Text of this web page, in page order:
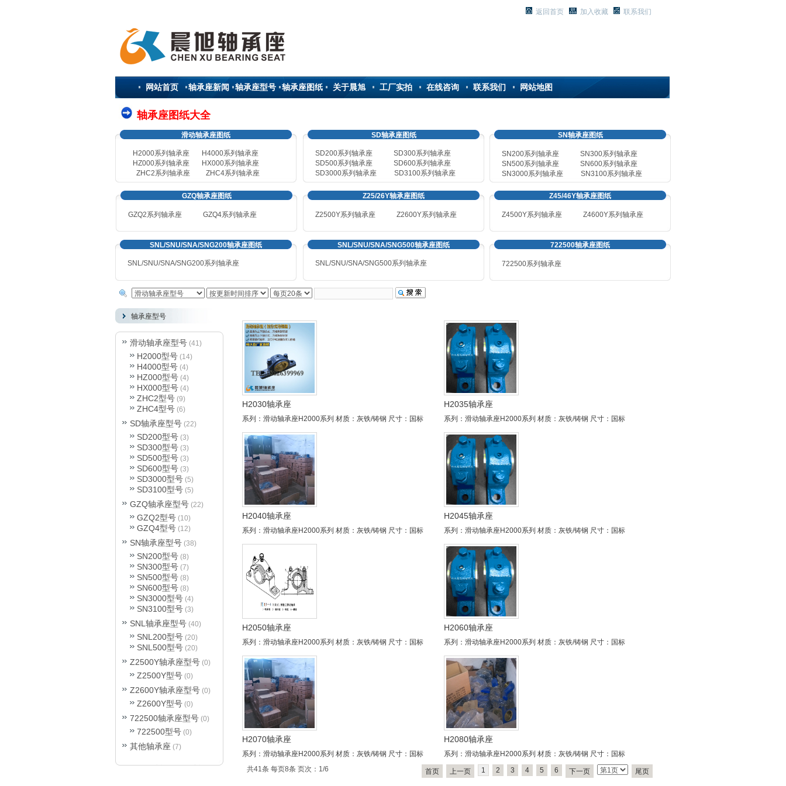
网站首页 轴承座新闻 轴承座型号 轴承座图纸 关于晨旭 工厂实拍 在线咨询 联系我们 网站地图
返回首页 加入收藏 联系我们
滑动轴承座图纸
H2000系列轴承座
H4000系列轴承座
HZ000系列轴承座
HX000系列轴承座
ZHC2系列轴承座
ZHC4系列轴承座
SD轴承座图纸
SD200系列轴承座
SD300系列轴承座
SD500系列轴承座
SD600系列轴承座
SD3000系列轴承座
SD3100系列轴承座
SN轴承座图纸
SN200系列轴承座 SN300系列轴承座
SN500系列轴承座 SN600系列轴承座
SN3000系列轴承座 SN3100系列轴承座
722500轴承座图纸
722500系列轴承座
GZQ轴承座图纸
GZQ2系列轴承座 GZQ4系列轴承座
Z25/26Y轴承座图纸
Z2500Y系列轴承座 Z2600Y系列轴承座
SNL/SNU/SNA/SNG200轴承座图纸
SNL/SNU/SNA/SNG200系列轴承座
SNL/SNU/SNA/SNG500轴承座图纸
SNL/SNU/SNA/SNG500系列轴承座
Z45/46Y轴承座图纸
Z4500Y系列轴承座 Z4600Y系列轴承座
轴承座图纸大全
滑动轴承座型号 (41)
H2000型号 (14)
H4000型号 (4)
HZ000型号 (4)
HX000型号 (4)
ZHC2型号 (9)
ZHC4型号 (6)
SD轴承座型号 (22)
SD200型号 (3)
SD300型号 (3)
SD500型号 (3)
SD600型号 (3)
SD3000型号 (5)
SD3100型号 (5)
GZQ轴承座型号 (22)
GZQ2型号 (10)
GZQ4型号 (12)
SN轴承座型号 (38)
SN200型号 (8)
SN300型号 (7)
SN500型号 (8)
SN600型号 (8)
SN3000型号 (4)
SN3100型号 (3)
SNL轴承座型号 (40)
SNL200型号 (20)
SNL500型号 (20)
Z2500Y轴承座型号 (0)
Z2500Y型号 (0)
Z2600Y轴承座型号 (0)
Z2600Y型号 (0)
722500轴承座型号 (0)
722500型号 (0)
其他轴承座 (7)
轴承座型号
请输入内容
H2030轴承座
系列：滑动轴承座H2000系列 材质：灰铁/铸钢 尺寸：国标
H2035轴承座
系列：滑动轴承座H2000系列 材质：灰铁/铸钢 尺寸：国标
H2040轴承座
系列：滑动轴承座H2000系列 材质：灰铁/铸钢 尺寸：国标
H2045轴承座
系列：滑动轴承座H2000系列 材质：灰铁/铸钢 尺寸：国标
H2050轴承座
系列：滑动轴承座H2000系列 材质：灰铁/铸钢 尺寸：国标
H2060轴承座
系列：滑动轴承座H2000系列 材质：灰铁/铸钢 尺寸：国标
H2070轴承座
系列：滑动轴承座H2000系列 材质：灰铁/铸钢 尺寸：国标
H2080轴承座
系列：滑动轴承座H2000系列 材质：灰铁/铸钢 尺寸：国标
共41条 每页8条 页次：1/6
首页 上一页 1 2 3 4 5 6 下一页 尾页